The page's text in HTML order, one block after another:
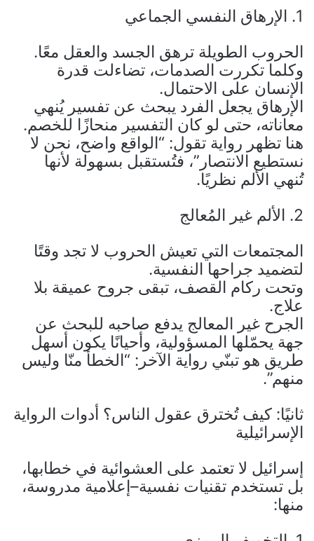
1. الإرهاق النفسي الجماعي
الحروب الطويلة ترهق الجسد والعقل معًا.
وكلما تكررت الصدمات، تضاءلت قدرة
الإنسان على الاحتمال.
الإرهاق يجعل الفرد يبحث عن تفسير يُنهي
معاناته، حتى لو كان التفسير منحازًا للخصم.
هنا تظهر رواية تقول: “الواقع واضح، نحن لا
نستطيع الانتصار”، فتُستقبل بسهولة لأنها
تُنهي الألم نظريًا.
2. الألم غير المُعالج
المجتمعات التي تعيش الحروب لا تجد وقتًا
لتضميد جراحها النفسية.
وتحت ركام القصف، تبقى جروح عميقة بلا
علاج.
الجرح غير المعالج يدفع صاحبه للبحث عن
جهة يحمّلها المسؤولية، وأحيانًا يكون أسهل
طريق هو تبنّي رواية الآخر: “الخطأ منّا وليس
منهم”.
ثانيًا: كيف تُخترق عقول الناس؟ أدوات الرواية
الإسرائيلية
إسرائيل لا تعتمد على العشوائية في خطابها،
بل تستخدم تقنيات نفسية–إعلامية مدروسة،
منها: